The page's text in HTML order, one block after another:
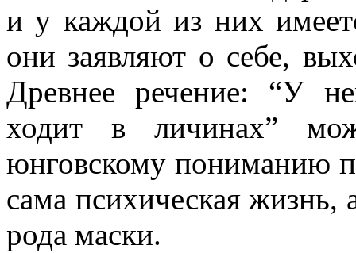
и у каждой из них
они заявляют о себе,
Древнее речение: “У
ходит в личинах”
юнговскому пониманию
сама психическая жизнь,
рода маски.